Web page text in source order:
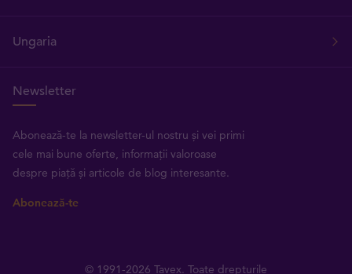
Ungaria
Newsletter
Abonează-te la newsletter-ul nostru și vei primi
cele mai bune oferte, informații valoroase
despre piață și articole de blog interesante.
Abonează-te
© 1991-2026 Tavex. Toate drepturile